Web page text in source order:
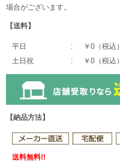
場合がございます。
【送料】
平日
￥0（税込）
土日祝
￥0（税込）
【納品方法】
送料無料!!